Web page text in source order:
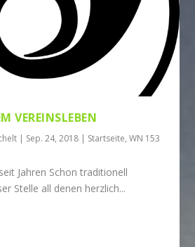
VEREINSLEBEN
| Sep. 24, 2018 | Startseite,WN 153
Jahren Schon traditionell
Stelle all denen herzlich...